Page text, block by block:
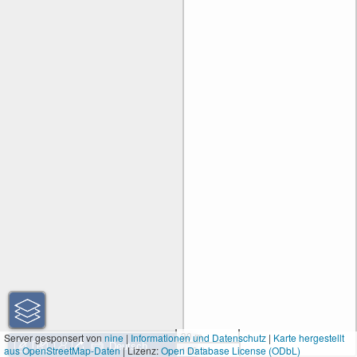
30 m
100 ft
Server gesponsert vonnine|Informationen und Datenschutz | Karte hergestellt
aus OpenStreetMap-Daten| Lizenz:Open Database License (ODbL)